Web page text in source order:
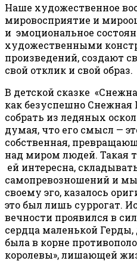
Наше художественное
мировосприятие и
и эмоциональное
художественными
произведений, создают
свой отклик и свой образ.
В детской сказке
как безуспешно Снежная
собрать из ледяных
думая, что его смысл —
собственная,
над миром людей. Такая
ей интересна,
самопревозношений и
своему эго, казалось
это был лишь суррогат.
вечности проявился в
сердца маленькой Герды,
была в корне
королевы», лишающей